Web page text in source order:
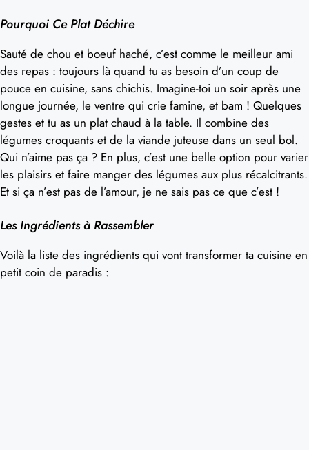
Pourquoi Ce Plat Déchire
Sauté de chou et boeuf haché, c’est comme le meilleur ami
des repas : toujours là quand tu as besoin d’un coup de
pouce en cuisine, sans chichis. Imagine-toi un soir après une
longue journée, le ventre qui crie famine, et bam ! Quelques
gestes et tu as un plat chaud à la table. Il combine des
légumes croquants et de la viande juteuse dans un seul bol.
Qui n’aime pas ça ? En plus, c’est une belle option pour varier
les plaisirs et faire manger des légumes aux plus récalcitrants.
Et si ça n’est pas de l’amour, je ne sais pas ce que c’est !
Les Ingrédients à Rassembler
Voilà la liste des ingrédients qui vont transformer ta cuisine en
petit coin de paradis :